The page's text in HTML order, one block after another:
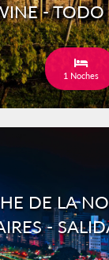
- TODO
1 Noches
DE LA
-